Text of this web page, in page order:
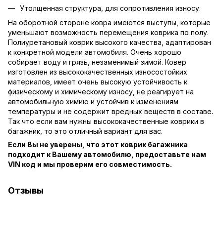
Утолщенная структура, для сопротивления износу.
На оборотной стороне ковра имеются выступы, которые
уменьшают возможность перемещения коврика по полу.
Полиуретановый коврик высокого качества, адаптирован
к конкретной модели автомобиля. Очень хорошо
собирает воду и грязь, незаменимый зимой. Ковер
изготовлен из высококачественных износостойких
материалов, имеет очень высокую устойчивость к
физическому и химическому износу, не реагирует на
автомобильную химию и устойчив к изменениям
температуры и не содержит вредных веществ в составе.
Так что если вам нужны высококачественные коврики в
багажник, то это отличный вариант для вас.
Если Вы не уверены, что этот коврик багажника
подходит к Вашему автомобилю, предоставьте нам
VIN код и мы проверим его совместимость.
Отзывы